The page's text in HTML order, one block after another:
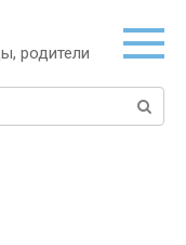
родители